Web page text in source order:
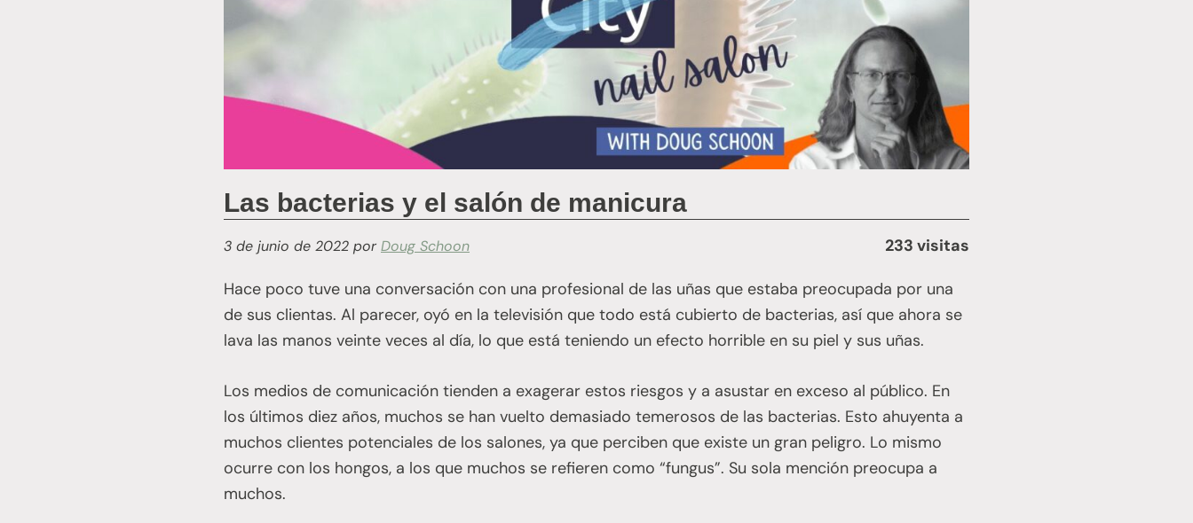
Las bacterias y el salón de manicura
3 de junio de 2022 porDoug Schoon 233 visitas
Hace poco tuve una conversación con una profesional de las uñas que estaba preocupada por una
de sus clientas. Al parecer, oyó en la televisión que todo está cubierto de bacterias, así que ahora se
lava las manos veinte veces al día, lo que está teniendo un efecto horrible en su piel y sus uñas.
Los medios de comunicación tienden a exagerar estos riesgos y a asustar en exceso al público. En
los últimos diez años, muchos se han vuelto demasiado temerosos de las bacterias. Esto ahuyenta a
muchos clientes potenciales de los salones, ya que perciben que existe un gran peligro. Lo mismo
ocurre con los hongos, a los que muchos se refieren como “fungus”. Su sola mención preocupa a
muchos.